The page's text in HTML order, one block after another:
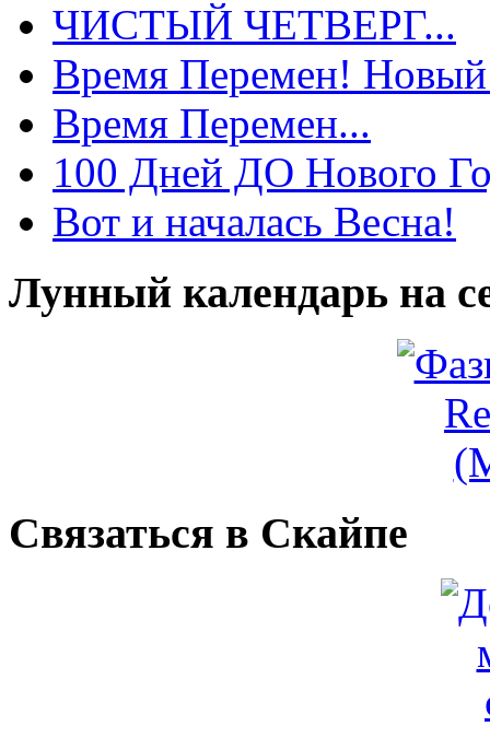
ЧИСТЫЙ ЧЕТВЕРГ...
Время Перемен!
Время Перемен...
100 Дней ДО Нового
Вот и началась Весна!
Лунный календарь на
Связаться в Скайпе